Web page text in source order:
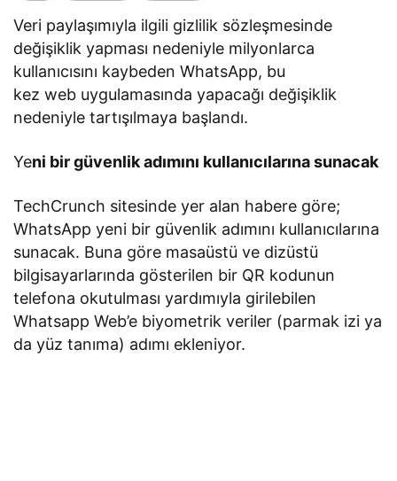
Veri paylaşımıyla ilgili gizlilik sözleşmesinde
değişiklik yapması nedeniyle milyonlarca
kullanıcısını kaybeden WhatsApp, bu
kez web uygulamasında yapacağı değişiklik
nedeniyle tartışılmaya başlandı.
Yeni bir güvenlik adımını kullanıcılarına sunacak
TechCrunch sitesinde yer alan habere göre;
WhatsApp yeni bir güvenlik adımını kullanıcılarına
sunacak. Buna göre masaüstü ve dizüstü
bilgisayarlarında gösterilen bir QR kodunun
telefona okutulması yardımıyla girilebilen
Whatsapp Web’e biyometrik veriler (parmak izi ya
da yüz tanıma) adımı ekleniyor.